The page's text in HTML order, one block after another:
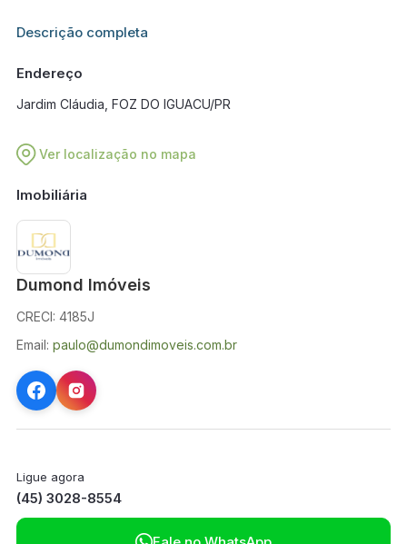
Informações adicionais sobre este imóvel estarão disponíveis
Descrição completa
Endereço
Jardim Cláudia, FOZ DO IGUACU/PR
Ver localização no mapa
Imobiliária
Dumond Imóveis
CRECI: 4185J
Email: paulo@dumondimoveis.com.br
Ligue agora
(45) 3028-8554